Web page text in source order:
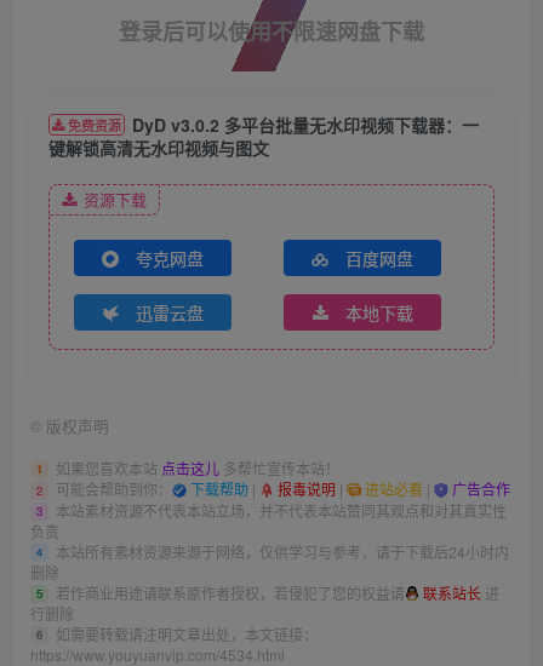
登录后可以使用不限速网盘下载
免费资源
DyD v3.0.2 多平台批量无水印视频下载器：一
键解锁高清无水印视频与图文
资源下载
夸克网盘 百度网盘
迅雷云盘 本地下载
© 版权声明
1 如果您喜欢本站 点击这儿 多帮忙宣传本站！
2 可能会帮助到你： 下载帮助 | 报毒说明 | 进站必看 | 广告合作
3
本站素材资源不代表本站立场，并不代表本站赞同其观点和对其真实性
负责
4
本站所有素材资源来源于网络，仅供学习与参考，请于下载后24小时内
删除
5 若作商业用途请联系原作者授权，若侵犯了您的权益请 联系站长 进
行删除
6
如需要转载请注明文章出处，本文链接：
https://www.youyuanvip.com/4534.html